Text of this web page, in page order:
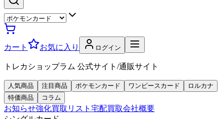
カート お気に入り ログイン
トレカショップラム 公式サイト/通販サイト
人気商品 注目商品 ポケモンカード ワンピースカード
ロルカナ
特価商品
コラム
お知らせ強化買取リスト 宅配買取会社概要